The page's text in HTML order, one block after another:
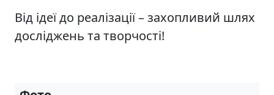
Від ідеї до реалізації – захопливий шлях
досліджень та творчості!